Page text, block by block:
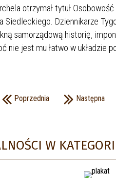
otrzymał tytuł
Siedleckiego. Dziennikarze
samorządową historię,
nie jest mu łatwo w układzie
Poprzednia Następna
W